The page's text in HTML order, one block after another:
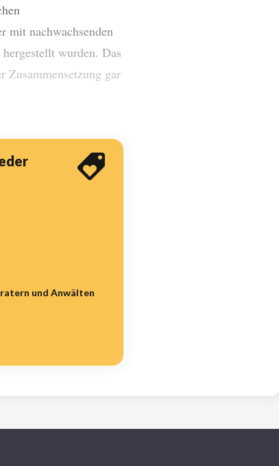
mit nachwachsenden
wurden. Das
Zusammensetzung gar
und Anwälten